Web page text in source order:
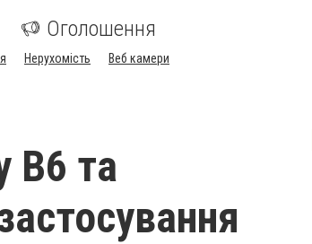
Оголошення
Нерухомість Веб камери
В6 та